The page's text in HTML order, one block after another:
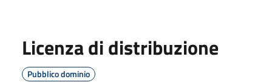
Licenza di distribuzione
Pubblico dominio